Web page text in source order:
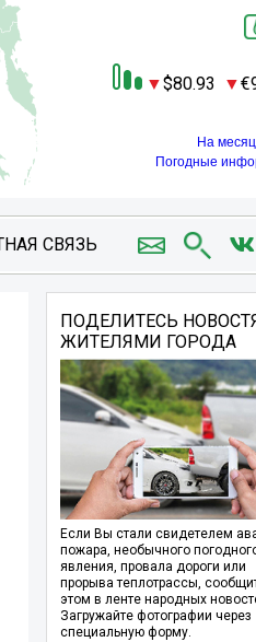
80.93
На месяц
Погодные
СВЯЗЬ
ПОДЕЛИТЕСЬ
ЖИТЕЛЯМИ ГОРОДА
Если Вы стали свидетелем
пожара, необычного
явления, провала дороги или
прорыва теплотрассы,
этом в ленте народных
Загружайте фотографии через
специальную форму.